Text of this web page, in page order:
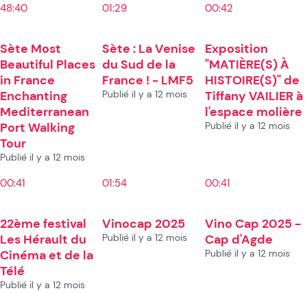
48:40
Sète Most
Beautiful Places
in France
Enchanting
Mediterranean
Port Walking
Tour
Publié il y a 12 mois
01:29
Sète : La Venise
du Sud de la
France ! - LMF5
Publié il y a 12 mois
00:42
Exposition
"MATIÈRE(S) À
HISTOIRE(S)" de
Tiffany VAILIER à
l'espace molière
Publié il y a 12 mois
00:41
22ème festival
Les Hérault du
Cinéma et de la
Télé
Publié il y a 12 mois
01:54
Vinocap 2025
Publié il y a 12 mois
00:41
Vino Cap 2025 -
Cap d'Agde
Publié il y a 12 mois